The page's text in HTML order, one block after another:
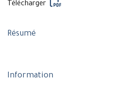
Télécharger
Résumé
Information